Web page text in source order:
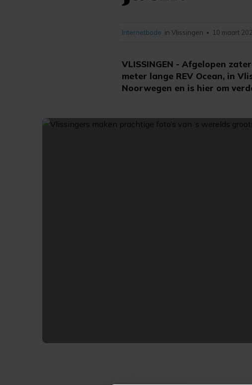
VLISSINGEN - Afgelopen
meter lange REV Ocean, in
Noorwegen en is hier om
Internetbode in Vlissingen • 10 maart